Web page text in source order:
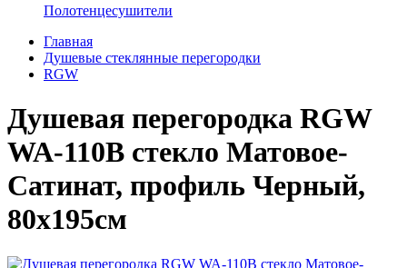
Полотенцесушители
Главная
Душевые стеклянные перегородки
RGW
Душевая перегородка RGW
WA-110B стекло Матовое-
Сатинат, профиль Черный,
80х195см